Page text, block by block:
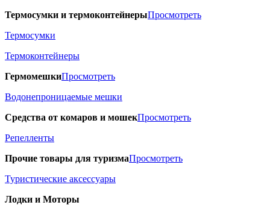
Термосумки и термоконтейнерыПросмотреть
Термосумки
Термоконтейнеры
ГермомешкиПросмотреть
Водонепроницаемые мешки
Средства от комаров и мошекПросмотреть
Репелленты
Прочие товары для туризмаПросмотреть
Туристические аксессуары
Лодки и Моторы